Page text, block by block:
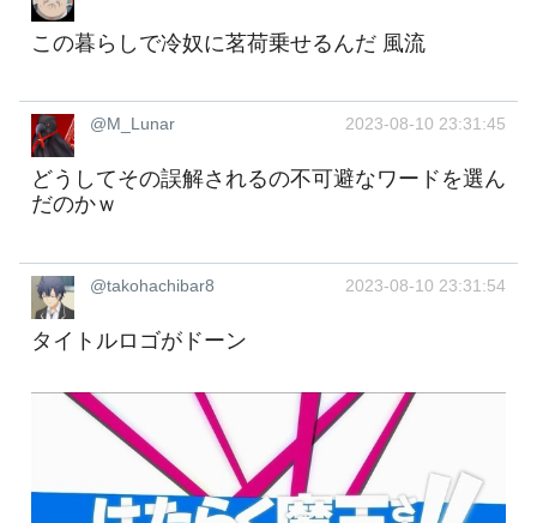
この暮らしで冷奴に茗荷乗せるんだ 風流
@M_Lunar 2023-08-10 23:31:45
どうしてその誤解されるの不可避なワードを選ん
だのかｗ
@takohachibar8 2023-08-10 23:31:54
タイトルロゴがドーン